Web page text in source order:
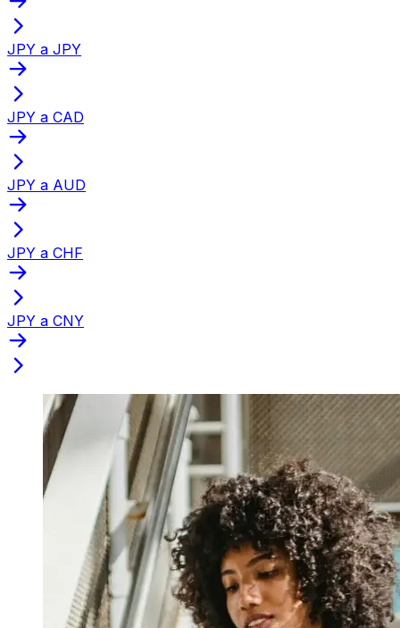
JPY a JPY
JPY a CAD
JPY a AUD
JPY a CHF
JPY a CNY